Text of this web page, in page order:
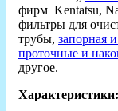
фирм Kentatsu,
фильтры для
трубы, запорная
проточные и
другое.
Характеристики: